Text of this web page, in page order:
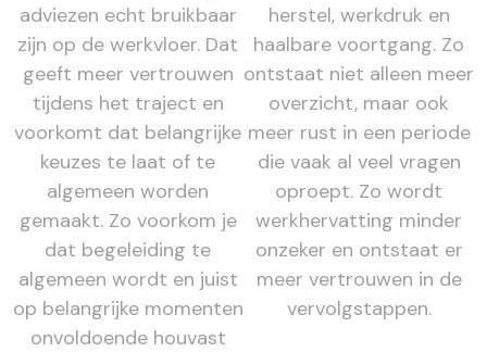
adviezen echt bruikbaar
zijn op de werkvloer. Dat
geeft meer vertrouwen
tijdens het traject en
voorkomt dat belangrijke
keuzes te laat of te
algemeen worden
gemaakt. Zo voorkom je
dat begeleiding te
algemeen wordt en juist
op belangrijke momenten
onvoldoende houvast
herstel, werkdruk en
haalbare voortgang. Zo
ontstaat niet alleen meer
overzicht, maar ook
meer rust in een periode
die vaak al veel vragen
oproept. Zo wordt
werkhervatting minder
onzeker en ontstaat er
meer vertrouwen in de
vervolgstappen.